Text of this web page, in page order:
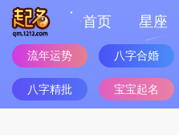
首页 星座
流年运势 八字合婚
八字精批 宝宝起名